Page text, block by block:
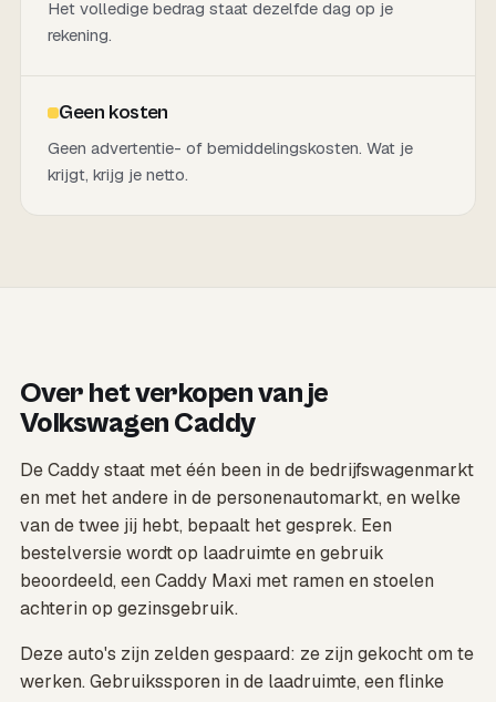
Het volledige bedrag staat dezelfde dag op je
rekening.
Geen kosten
Geen advertentie- of bemiddelingskosten. Wat je
krijgt, krijg je netto.
Over het verkopen van je
Volkswagen Caddy
De Caddy staat met één been in de bedrijfswagenmarkt
en met het andere in de personenautomarkt, en welke
van de twee jij hebt, bepaalt het gesprek. Een
bestelversie wordt op laadruimte en gebruik
beoordeeld, een Caddy Maxi met ramen en stoelen
achterin op gezinsgebruik.
Deze auto's zijn zelden gespaard: ze zijn gekocht om te
werken. Gebruikssporen in de laadruimte, een flinke